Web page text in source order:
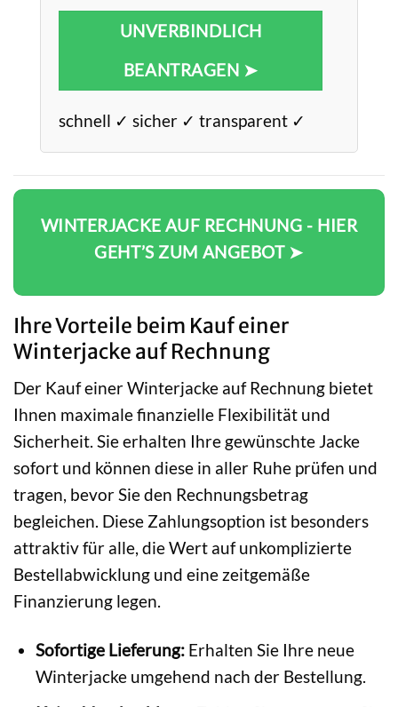
UNVERBINDLICH
BEANTRAGEN ➤
schnell ✓ sicher ✓ transparent ✓
WINTERJACKE AUF RECHNUNG - HIER
GEHT’S ZUM ANGEBOT ➤
Ihre Vorteile beim Kauf einer
Winterjacke auf Rechnung
Der Kauf einer Winterjacke auf Rechnung bietet
Ihnen maximale finanzielle Flexibilität und
Sicherheit. Sie erhalten Ihre gewünschte Jacke
sofort und können diese in aller Ruhe prüfen und
tragen, bevor Sie den Rechnungsbetrag
begleichen. Diese Zahlungsoption ist besonders
attraktiv für alle, die Wert auf unkomplizierte
Bestellabwicklung und eine zeitgemäße
Finanzierung legen.
Sofortige Lieferung:Erhalten Sie Ihre neue
Winterjacke umgehend nach der Bestellung.